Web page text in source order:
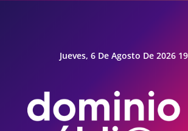
Jueves, 6 De Agosto De 2026